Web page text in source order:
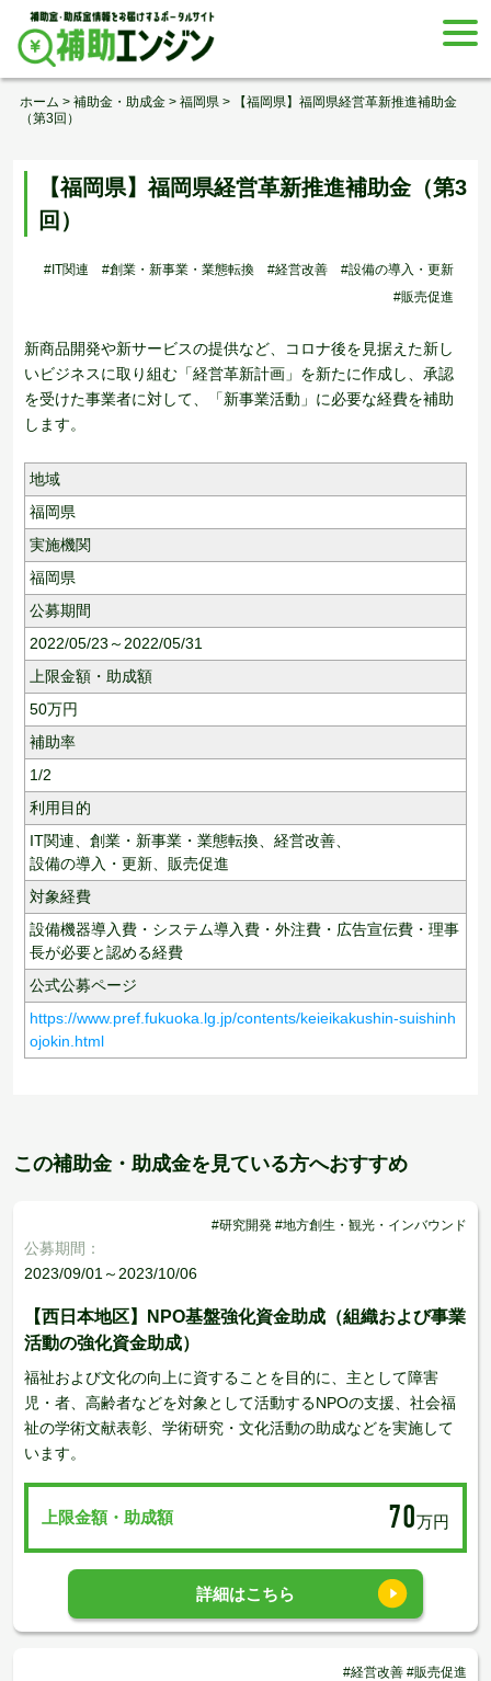
Skip
content
ホーム > 補助金・助成金 > 福岡県 >
【福岡県】福岡県経営革新推進補助金
（第3回）
【福岡県】福岡県経営革新推進補助金（第3
回）
#IT関連 #創業・新事業・業態転換 #経営改善
#設備の導入・更新
#販売促進
新商品開発や新サービスの提供など、コロナ後を見据えた新し
いビジネスに取り組む「経営革新計画」を新たに作成し、承認
を受けた事業者に対して、「新事業活動」に必要な経費を補助
します。
地域
福岡県
実施機関
福岡県
公募期間
2022/05/23～2022/05/31
上限金額・助成額
50万円
補助率
1/2
利用目的
IT関連、 創業・新事業・業態転換、 経営改善、
設備の導入・更新、 販売促進
対象経費
設備機器導入費・システム導入費・外注費・広告宣伝費・理事
長が必要と認める経費
公式公募ページ
https://www.pref.fukuoka.lg.jp/contents/keieikakushin-suishinh
ojokin.html
この補助金・助成金を見ている方へおすすめ
#研究開発 #地方創生・観光・インバウンド
公募期間：
2023/09/01～2023/10/06
【西日本地区】NPO基盤強化資金助成（組織および事業
活動の強化資金助成）
福祉および文化の向上に資することを目的に、主として障害
児・者、高齢者などを対象として活動するNPOの支援、社会福
祉の学術文献表彰、学術研究・文化活動の助成などを実施して
います。
上限金額・助成額 70万円
詳細はこちら
#経営改善 #販売促進